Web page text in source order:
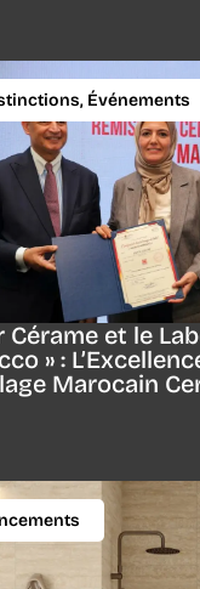
, Événements
Cérame et le
» :
Marocain